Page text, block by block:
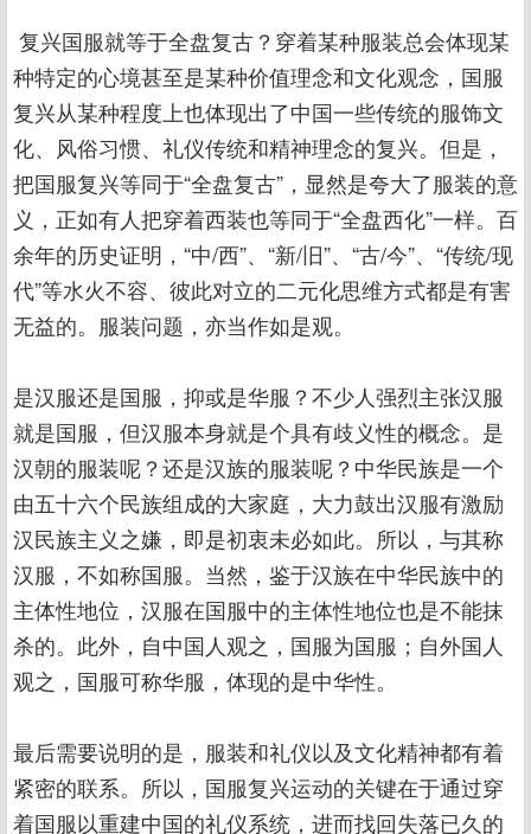
复兴国服就等于全盘复古？穿着某种服装总会体现某
种特定的心境甚至是某种价值理念和文化观念，国服
复兴从某种程度上也体现出了中国一些传统的服饰文
化、风俗习惯、礼仪传统和精神理念的复兴。但是，
把国服复兴等同于“全盘复古”，显然是夸大了服装的意
义，正如有人把穿着西装也等同于“全盘西化”一样。百
余年的历史证明，“中/西”、“新/旧”、“古/今”、“传统/现
代”等水火不容、彼此对立的二元化思维方式都是有害
无益的。服装问题，亦当作如是观。
是汉服还是国服，抑或是华服？不少人强烈主张汉服
就是国服，但汉服本身就是个具有歧义性的概念。是
汉朝的服装呢？还是汉族的服装呢？中华民族是一个
由五十六个民族组成的大家庭，大力鼓出汉服有激励
汉民族主义之嫌，即是初衷未必如此。所以，与其称
汉服，不如称国服。当然，鉴于汉族在中华民族中的
主体性地位，汉服在国服中的主体性地位也是不能抹
杀的。此外，自中国人观之，国服为国服；自外国人
观之，国服可称华服，体现的是中华性。
最后需要说明的是，服装和礼仪以及文化精神都有着
紧密的联系。所以，国服复兴运动的关键在于通过穿
着国服以重建中国的礼仪系统，进而找回失落已久的